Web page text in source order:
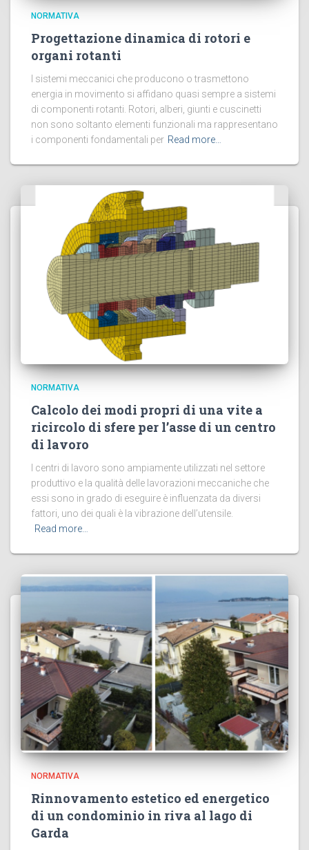
NORMATIVA
Progettazione dinamica di rotori e
organi rotanti
I sistemi meccanici che producono o trasmettono
energia in movimento si affidano quasi sempre a sistemi
di componenti rotanti. Rotori, alberi, giunti e cuscinetti
non sono soltanto elementi funzionali ma rappresentano
i componenti fondamentali per Read more…
NORMATIVA
Calcolo dei modi propri di una vite a
ricircolo di sfere per l’asse di un centro
di lavoro
I centri di lavoro sono ampiamente utilizzati nel settore
produttivo e la qualità delle lavorazioni meccaniche che
essi sono in grado di eseguire è influenzata da diversi
fattori, uno dei quali è la vibrazione dell’utensile.
Read more…
NORMATIVA
Rinnovamento estetico ed energetico
di un condominio in riva al lago di
Garda